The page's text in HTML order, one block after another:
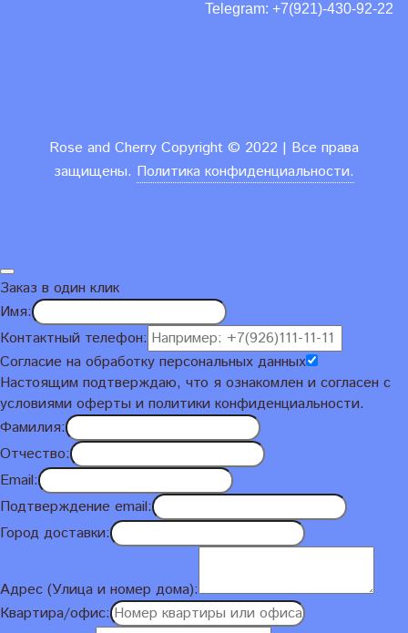
Telegram: +7(921)-430-92-22
Rose and Cherry Copyright © 2022 | Все права
защищены. Политика конфиденциальности.
Заказ в один клик
Имя:
Контактный телефон:
Согласие на обработку персональных данных
Настоящим подтверждаю, что я ознакомлен и согласен с
условиями оферты и политики конфиденциальности.
Фамилия:
Отчество:
Email:
Подтверждение email:
Город доставки:
Адрес (Улица и номер дома):
Квартира/офис: